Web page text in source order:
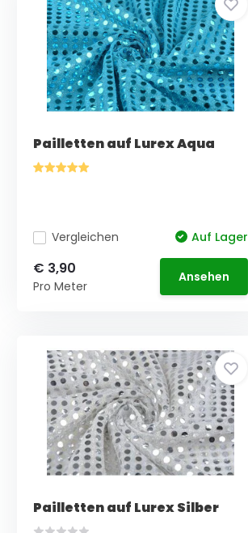
Pailletten auf Lurex Aqua
Vergleichen Auf Lager
€ 3,90
Pro Meter
Ansehen
Pailletten auf Lurex Silber